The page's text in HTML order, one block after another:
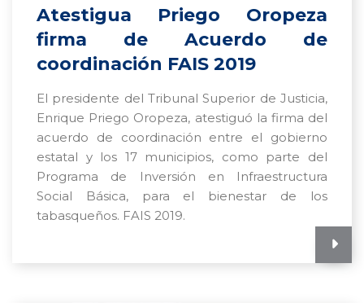
Atestigua Priego Oropeza
firma de Acuerdo de
coordinación FAIS 2019
El presidente del Tribunal Superior de Justicia,
Enrique Priego Oropeza, atestiguó la firma del
acuerdo de coordinación entre el gobierno
estatal y los 17 municipios, como parte del
Programa de Inversión en Infraestructura
Social Básica, para el bienestar de los
tabasqueños. FAIS 2019.